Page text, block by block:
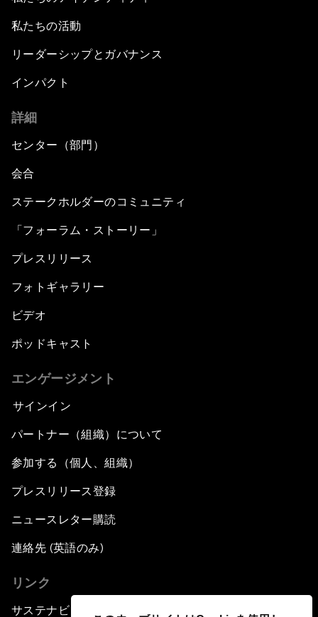
私たちの活動
リーダーシップとガバナンス
インパクト
詳細
センター（部門）
会合
ステークホルダーのコミュニティ
「フォーラム・ストーリー」
プレスリリース
フォトギャラリー
ビデオ
ポッドキャスト
エンゲージメント
サインイン
パートナー（組織）について
参加する（個人、組織）
プレスリリース登録
ニュースレター購読
連絡先 (英語のみ)
リンク
サステナビリティへの取り組み